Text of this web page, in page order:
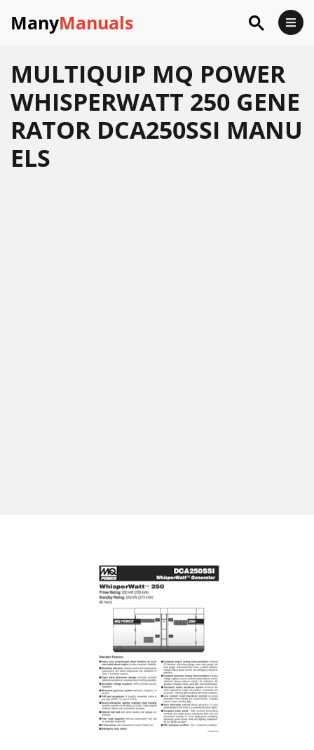
ManyManuals
MULTIQUIP MQ POWER
WHISPERWATT 250 GENE
RATOR DCA250SSI MANU
ELS